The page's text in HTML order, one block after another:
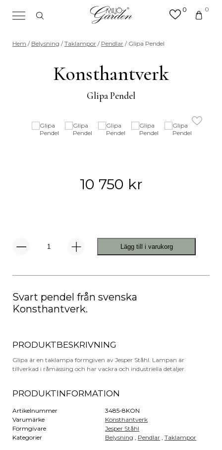
0 0
Sök efter valfri produkt eller
kategori
Hem / Belysning /Taklampor / Pendlar / Glipa Pendel
Konsthantverk
Glipa Pendel
10 750 kr
Glipa
Lägg till i varukorg
Svart pendel från svenska
Konsthantverk.
PRODUKTBESKRIVNING
Glipa är en taklampa formgiven av Jesper Ståhl. Lampan är
tillverkad i råmässing och har vackra och industriella detaljer.
PRODUKTINFORMATION
Artikelnummer
3485-8KON
Varumärke
Konsthantverk
Formgivare
Jesper Ståhl
Kategorier
Belysning , Pendlar ,Taklampor